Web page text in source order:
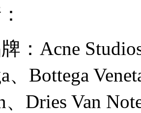
：Acne
、Bottega
Dries Van